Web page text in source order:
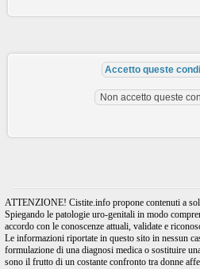
ATTENZIONE! Cistite.info propone contenuti a
Spiegando le patologie uro-genitali in modo
accordo con le conoscenze attuali, validate e
Le informazioni riportate in questo sito in nessun
formulazione di una diagnosi medica o sostituire
sono il frutto di un costante confronto tra donne